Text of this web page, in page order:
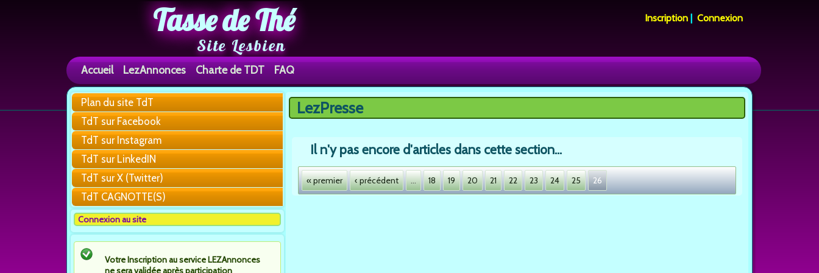
Tasse de Thé
Site Lesbien
Inscription |Connexion
Accueil LezAnnonces Charte de TDT FAQ
Plan du site TdT
TdT sur Facebook
TdT sur Instagram
TdT sur LinkedIN
TdT sur X (Twitter)
TdT CAGNOTTE(S)
Connexion au site
Votre Inscription au service LEZAnnonces
ne sera validée après participation
Vous êtes ici
LezPresse
Il n'y pas encore d'articles dans cette section...
Pages
« premier ‹ précédent … 18 19 20 21 22 23 24 25 26